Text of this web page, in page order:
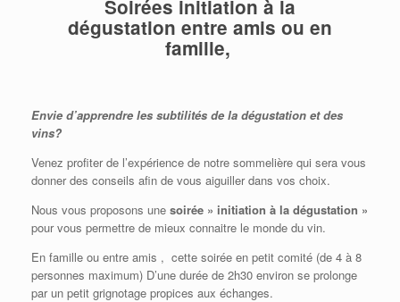
Soirées initiation à la
dégustation entre amis ou en
famille,
Envie d’apprendre les subtilités de la dégustation et des
vins?
Venez profiter de l’expérience de notre sommelière qui sera vous
donner des conseils afin de vous aiguiller dans vos choix.
Nous vous proposons une soirée » initiation à la dégustation »
pour vous permettre de mieux connaitre le monde du vin.
En famille ou entre amis , cette soirée en petit comité (de 4 à 8
personnes maximum) D’une durée de 2h30 environ se prolonge
par un petit grignotage propices aux échanges.